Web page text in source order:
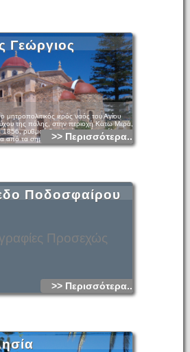
Γεώργιος
ο μητροπολιτικός ιερός ναός του Αγίου
της πόλης, στην περιοχή Κάτω Μερά,
1856, ρυθμού βασιλικής μετά τρούλου και
από τα σημαντικότερα θρησκευτικά
λόγω της ιδιαίτερης αρχιτεκτονικής του.
>> Περισσότερα...
Προσεχώς
Ποδοσφαίρου
>> Περισσότερα...